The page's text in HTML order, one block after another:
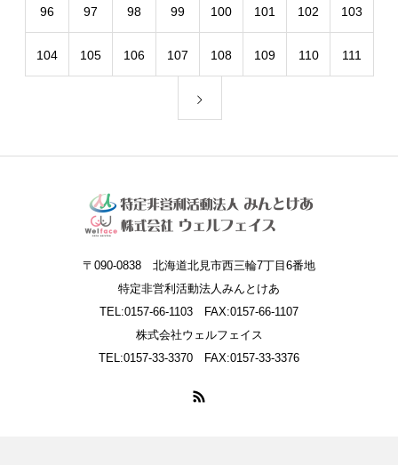
96 97 98 99 100 101 102 103
104 105 106 107 108 109 110 111
〒090-0838 北海道北見市西三輪7丁目6番地
特定非営利活動法人みんとけあ
TEL:0157-66-1103 FAX:0157-66-1107
株式会社ウェルフェイス
TEL:0157-33-3370 FAX:0157-33-3376